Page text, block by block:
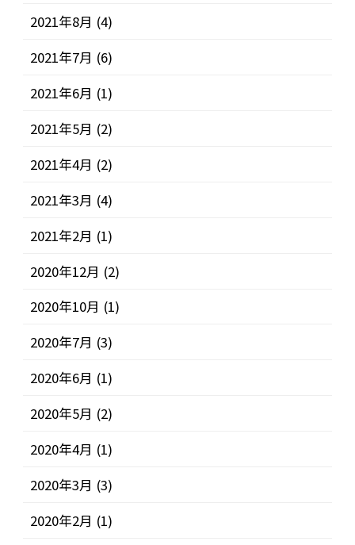
2021年8月 (4)
2021年7月 (6)
2021年6月 (1)
2021年5月 (2)
2021年4月 (2)
2021年3月 (4)
2021年2月 (1)
2020年12月 (2)
2020年10月 (1)
2020年7月 (3)
2020年6月 (1)
2020年5月 (2)
2020年4月 (1)
2020年3月 (3)
2020年2月 (1)